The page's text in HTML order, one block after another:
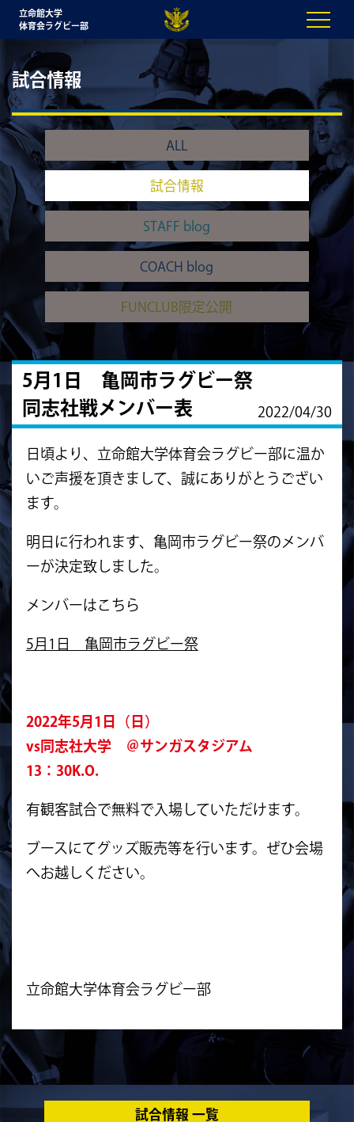
立命館大学
体育会ラグビー部
試合情報
ALL
試合情報
STAFF blog
COACH blog
FUNCLUB限定公開
5月1日 亀岡市ラグビー祭
同志社戦メンバー表
2022/04/30
日頃より、立命館大学体育会ラグビー部に温か
いご声援を頂きまして、誠にありがとうござい
ます。
明日に行われます、亀岡市ラグビー祭のメンバ
ーが決定致しました。
メンバーはこちら
5月1日 亀岡市ラグビー祭
2022年5月1日（日）
vs同志社大学 ＠サンガスタジアム
13：30K.O.
有観客試合で無料で入場していただけます。
ブースにてグッズ販売等を行います。ぜひ会場
へお越しください。
立命館大学体育会ラグビー部
試合情報 一覧